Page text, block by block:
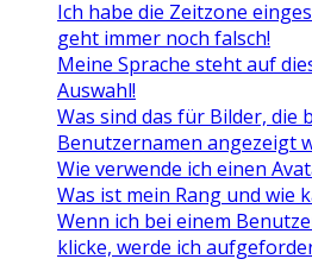
Ich habe die Zeitzone
geht immer noch falsch!
Meine Sprache steht auf
Auswahl!
Was sind das für Bilder, die
Benutzernamen angezeigt
Wie verwende ich einen
Was ist mein Rang und wie
Wenn ich bei einem
klicke, werde ich